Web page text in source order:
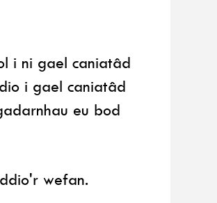
i ni gael caniatâd
i gael caniatâd
eu bod
wefan.